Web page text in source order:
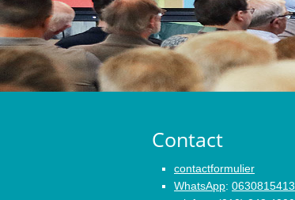
Contact
contactformulier
WhatsApp: 0630815413